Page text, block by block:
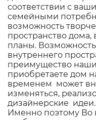
соответствии с
семейными
возможность
пространство
планы.
внутреннего
преимущество
приобретаете дом
временем может
изменяться,
дизайнерские идеи.
Именно поэтому Во